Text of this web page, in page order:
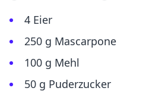
4 Eier
250 g Mascarpone
100 g Mehl
50 g Puderzucker